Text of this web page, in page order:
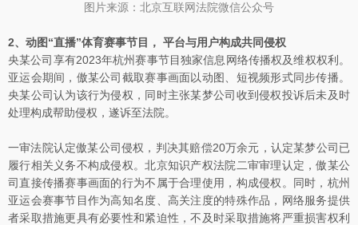
图片来源：北京互联网法院微信公众号
2、动图“直播”体育赛事节目， 平台与用户构成共同侵权
央某公司享有2023年杭州赛事节目独家信息网络传播权及维权权利。
亚运会期间，傲某公司截取赛事画面以动图、短视频形式同步传播。
央某公司认为该行为侵权，同时主张某梦公司收到侵权投诉后未及时
处理构成帮助侵权，遂诉至法院。
一审法院认定傲某公司侵权，判决其赔偿20万余元，认定某梦公司已
履行相关义务不构成侵权。北京知识产权法院二审审理认定，傲某公
司直接传播赛事画面的行为不属于合理使用，构成侵权。同时，杭州
亚运会赛事节目作为高知名度、高关注度的特殊作品，网络服务提供
者采取措施更具有必要性和紧迫性，不及时采取措施将严重损害权利